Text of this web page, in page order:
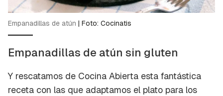
Empanadillas de atún | Foto: Cocinatis
Empanadillas de atún sin gluten
Y rescatamos de Cocina Abierta esta fantástica
receta con las que adaptamos el plato para los